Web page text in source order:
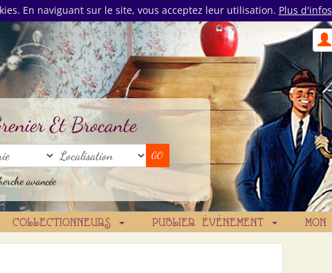
En naviguant sur le site, vous acceptez leur utilisation. Plus d'infos
Et Brocante
avancée
COLLECTIONNEURS PUBLIER ÉVÉNEMENT MON